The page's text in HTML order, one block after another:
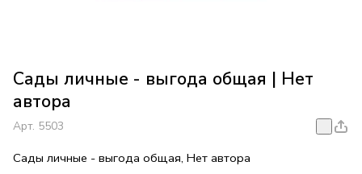
Сады личные - выгода общая | Нет
автора
Арт. 5503
Сады личные - выгода общая, Нет автора